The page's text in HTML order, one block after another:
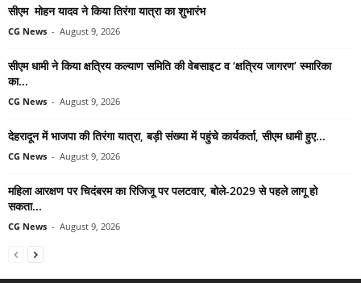
सीएम मोहन यादव ने किया तिरंगा यात्रा का शुभारंभ
CG News - August 9, 2026
सीएम धामी ने किया क्षत्रिय कल्याण समिति की वेबसाइट व ‘क्षत्रिय जागरण’ स्मारिका
का...
CG News - August 9, 2026
देहरादून में भाजपा की तिरंगा यात्रा, बड़ी संख्या में पहुंचे कार्यकर्ता, सीएम धामी हुए...
CG News - August 9, 2026
महिला आरक्षण पर चिदंबरम का रिजिजू पर पलटवार, बोले-2029 से पहले लागू हो
सकता...
CG News - August 9, 2026